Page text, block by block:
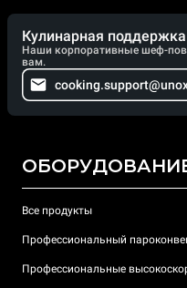
Кулинарная поддержка
Наши корпоративные шеф-
вам.
Все продукты
Профессиональный
Профессиональные